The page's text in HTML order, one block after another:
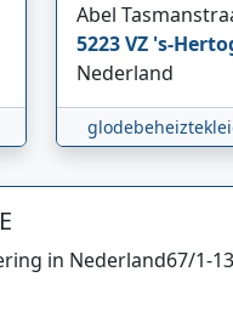
Abel
5223 VZ 's-
Nederland
in Nederland67/1-